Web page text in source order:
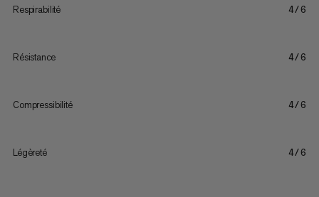
Respirabilité 4/6
Résistance 4/6
Compressibilité 4/6
Légèreté 4/6